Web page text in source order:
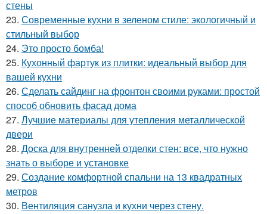
стены
23. Современные кухни в зеленом стиле: экологичный и
стильный выбор
24. Это просто бомба!
25. Кухонный фартук из плитки: идеальный выбор для
вашей кухни
26. Сделать сайдинг на фронтон своими руками: простой
способ обновить фасад дома
27. Лучшие материалы для утепления металлической
двери
28. Доска для внутренней отделки стен: все, что нужно
знать о выборе и установке
29. Создание комфортной спальни на 13 квадратных
метров
30. Вентиляция санузла и кухни через стену.